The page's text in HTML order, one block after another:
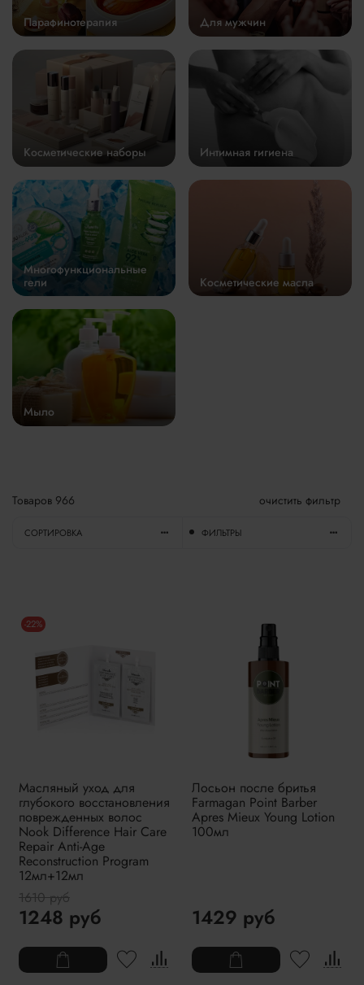
Парафинотерапия Для мужчин
Косметические наборы Интимная гигиена
Многофункциональные
гели
Косметические масла
Мыло
Товаров 966 очистить фильтр
СОРТИРОВКА ФИЛЬТРЫ
-22%
Масляный уход для
глубокого восстановления
поврежденных волос
Nook Difference Hair Care
Repair Anti-Age
Reconstruction Program
12мл+12мл
1610 руб
1248 руб
Лосьон после бритья
Farmagan Point Barber
Apres Mieux Young Lotion
100мл
1429 руб